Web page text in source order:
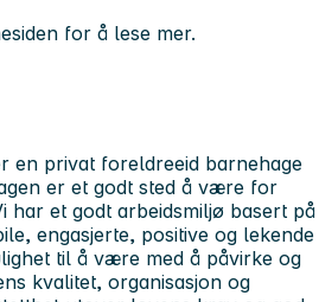
for å lese mer.
en privat foreldreeid barnehage
er et godt sted å være for
har et godt arbeidsmiljø basert på
engasjerte, positive og lekende
til å være med å påvirke og
kvalitet, organisasjon og